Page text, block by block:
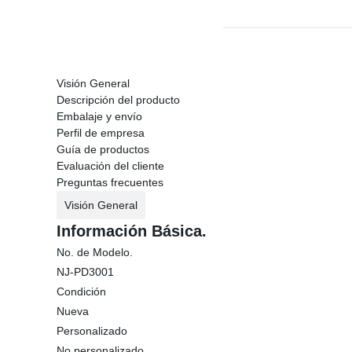
Visión General
Descripción del producto
Embalaje y envío
Perfil de empresa
Guía de productos
Evaluación del cliente
Preguntas frecuentes
Visión General
Información Básica.
No. de Modelo.
NJ-PD3001
Condición
Nueva
Personalizado